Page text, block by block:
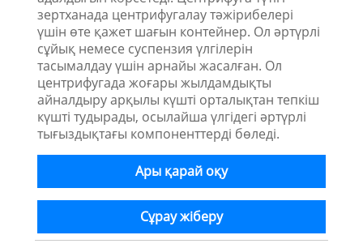
зертханада центрифугалау тәжірибелері
үшін өте қажет шағын контейнер. Ол әртүрлі
сұйық немесе суспензия үлгілерін
тасымалдау үшін арнайы жасалған. Ол
центрифугада жоғары жылдамдықты
айналдыру арқылы күшті орталықтан тепкіш
күшті тудырады, осылайша үлгідегі әртүрлі
тығыздықтағы компоненттерді бөледі.
Ары қарай оқу
Сұрау жіберу